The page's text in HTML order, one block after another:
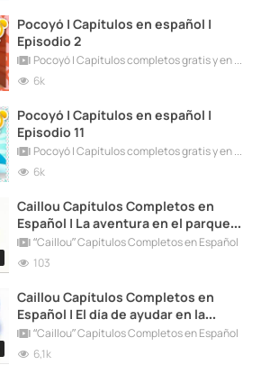
Pocoyó | Capítulos en español |
Episodio 2
Pocoyó | Capítulos completos gratis y en español
6k
Pocoyó | Capítulos en español |
Episodio 11
Pocoyó | Capítulos completos gratis y en español
6k
Caillou Capítulos Completos en
Español | La aventura en el parque
de diversiones
“Caillou” Capítulos Completos en Español
103
Caillou Capítulos Completos en
Español | El día de ayudar en la
comunidad
“Caillou” Capítulos Completos en Español
6,1k